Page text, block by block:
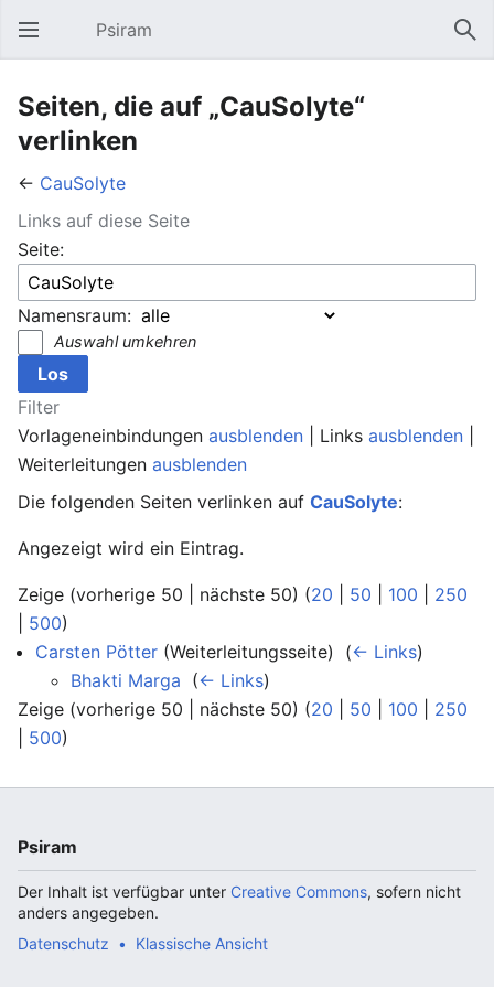
Hauptmenü öffnen Psiram
Seiten, die auf „CauSolyte“
verlinken
← CauSolyte
Links auf diese Seite
Seite:
Namensraum:
Auswahl umkehren
Filter
Vorlageneinbindungen ausblenden | Links ausblenden
Weiterleitungen ausblenden
Die folgenden Seiten verlinken auf CauSolyte:
Angezeigt wird ein Eintrag.
Zeige (vorherige 50 | nächste 50) (20 50 100
250
500)
Carsten Pötter (Weiterleitungsseite) ‎ (← Links)
Bhakti Marga (← Links)
Zeige (vorherige 50 | nächste 50) (20 50 100
250
500)
Psiram
Der Inhalt ist verfügbar unter Creative Commons, sofern nicht
anders angegeben.
Datenschutz
Klassische Ansicht